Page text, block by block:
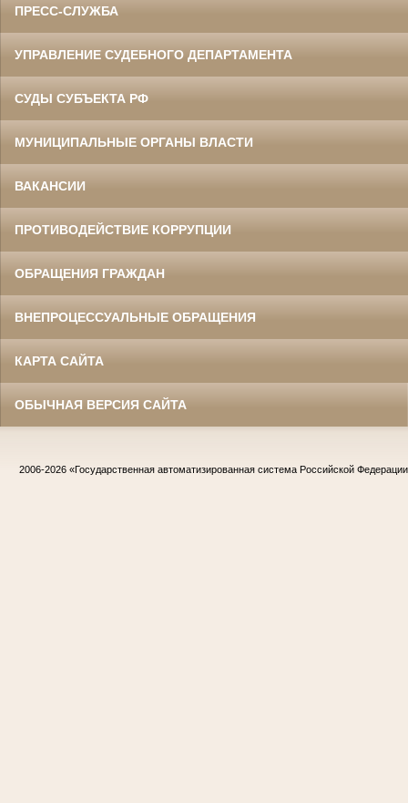
ПРЕСС-СЛУЖБА
УПРАВЛЕНИЕ СУДЕБНОГО ДЕПАРТАМЕНТА
СУДЫ СУБЪЕКТА РФ
МУНИЦИПАЛЬНЫЕ ОРГАНЫ ВЛАСТИ
ВАКАНСИИ
ПРОТИВОДЕЙСТВИЕ КОРРУПЦИИ
ОБРАЩЕНИЯ ГРАЖДАН
ВНЕПРОЦЕССУАЛЬНЫЕ ОБРАЩЕНИЯ
КАРТА САЙТА
ОБЫЧНАЯ ВЕРСИЯ САЙТА
2006-2026 «Государственная автоматизированная система Российской